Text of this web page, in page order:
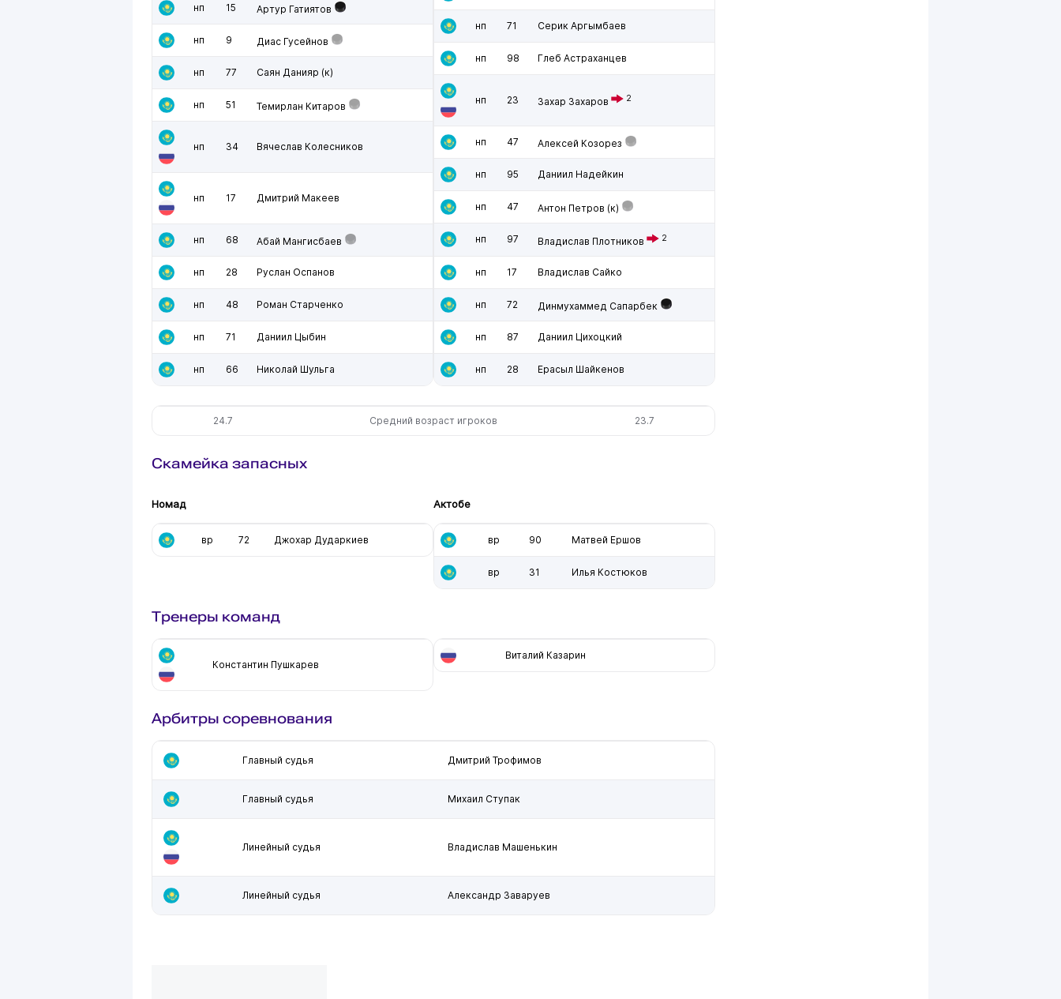
нп 15 Артур Гатиятов
нп 9 Диас Гусейнов
нп 77 Саян Данияр (к)
нп 51 Темирлан Китаров
нп 34 Вячеслав Колесников
нп 17 Дмитрий Макеев
нп 68 Абай Мангисбаев
нп 28 Руслан Оспанов
нп 48 Роман Старченко
нп 71 Даниил Цыбин
нп 66 Николай Шульга
нп 71 Серик Аргымбаев
нп 98 Глеб Астраханцев
нп 23 Захар Захаров 2
нп 47 Алексей Козорез
нп 95 Даниил Надейкин
нп 47 Антон Петров (к)
нп 97 Владислав Плотников 2
нп 17 Владислав Сайко
нп 72 Динмухаммед Сапарбек
нп 87 Даниил Цихоцкий
нп 28 Ерасыл Шайкенов
24.7 Средний возраст игроков 23.7
Скамейка запасных
Номад
вр 72 Джохар Дударкиев
Актобе
вр 90 Матвей Ершов
вр 31 Илья Костюков
Тренеры команд
Константин Пушкарев
Виталий Казарин
Арбитры соревнования
Главный судья Дмитрий Трофимов
Главный судья Михаил Ступак
Линейный судья Владислав Машенькин
Линейный судья Александр Заваруев